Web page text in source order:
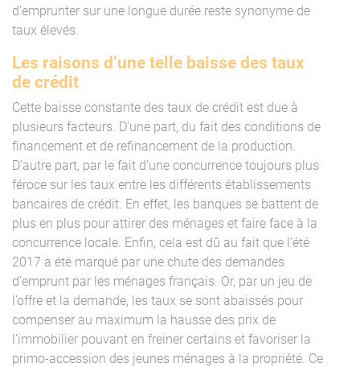
d’emprunter sur une longue durée reste synonyme de
taux élevés.
Les raisons d’une telle baisse des taux
de crédit
Cette baisse constante des taux de crédit est due à
plusieurs facteurs. D’une part, du fait des conditions de
financement et de refinancement de la production.
D’autre part, par le fait d’une concurrence toujours plus
féroce sur les taux entre les différents établissements
bancaires de crédit. En effet, les banques se battent de
plus en plus pour attirer des ménages et faire face à la
concurrence locale. Enfin, cela est dû au fait que l’été
2017 a été marqué par une chute des demandes
d’emprunt par les ménages français. Or, par un jeu de
l’offre et la demande, les taux se sont abaissés pour
compenser au maximum la hausse des prix de
l’immobilier pouvant en freiner certains et favoriser la
primo-accession des jeunes ménages à la propriété. Ce